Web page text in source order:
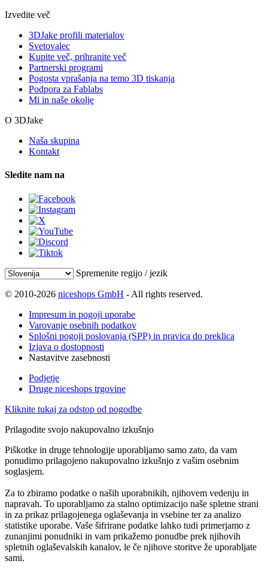
Izvedite več
3DJake profili materialov
Svetovalec
Kupite več, prihranite več
Partnerski programi
Pogosta vprašanja na temo 3D tiskanja
Podpora za Fablabs
Mi in naše okolje
O 3DJake
Naša skupina
Kontakt
Sledite nam na
Spremenite regijo / jezik
© 2010-2026 niceshops GmbH - All rights reserved.
Impresum in pogoji uporabe
Varovanje osebnih podatkov
Splošni pogoji poslovanja (SPP) in pravica do preklica
Izjava o dostopnosti
Nastavitve zasebnosti
Podjetje
Druge niceshops trgovine
Kliknite tukaj za odstop od pogodbe
Prilagodite svojo nakupovalno izkušnjo
Piškotke in druge tehnologije uporabljamo samo zato, da vam
ponudimo prilagojeno nakupovalno izkušnjo z vašim osebnim
soglasjem.
Za to zbiramo podatke o naših uporabnikih, njihovem vedenju in
napravah. To uporabljamo za stalno optimizacijo naše spletne strani
in za prikaz prilagojenega oglaševanja in vsebine ter za analizo
statistike uporabe. Vaše šifrirane podatke lahko tudi primerjamo z
zunanjimi ponudniki in vam prikažemo ponudbe prek njihovih
spletnih oglaševalskih kanalov, le če njihove storitve že uporabljate
sami.